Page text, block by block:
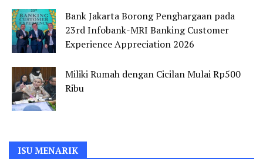
Bank Jakarta Borong Penghargaan pada
23rd Infobank-MRI Banking Customer
Experience Appreciation 2026
Miliki Rumah dengan Cicilan Mulai Rp500
Ribu
ISU MENARIK